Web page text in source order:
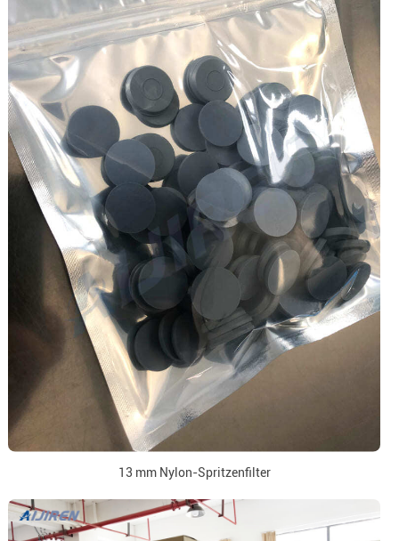
13 mm Nylon-Spritzenfilter